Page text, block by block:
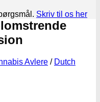
Skriv til os her
Avlere / Dutch